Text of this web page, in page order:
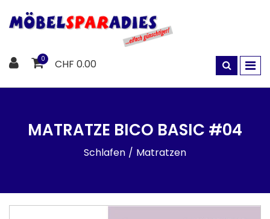
0 CHF 0.00
MATRATZE BICO BASIC #04
Schlafen Matratzen